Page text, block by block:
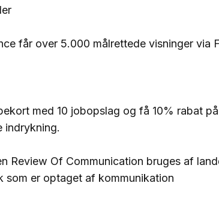
får over 5.000 målrettede visninger via
med 10 jobopslag og få 10% rabat
indrykning.
Review Of Communication bruges af
som er optaget af kommunikation